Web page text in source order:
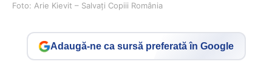
Foto: Arie Kievit – Salvați Copiii România
Adaugă-ne ca sursă preferată în Google